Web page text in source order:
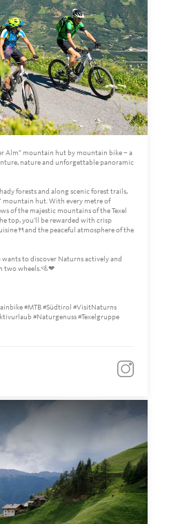
Alm" mountain hut by mountain bike – a
nature and unforgettable panoramic
forests and along scenic forest trails,
mountain hut. With every metre of
of the majestic mountains of the Texel
top, you'll be rewarded with crisp
the peaceful atmosphere of the
to discover Naturns actively and
two wheels.🚵❤
#MTB #Südtirol #VisitNaturns
#Naturgenuss #Texelgruppe